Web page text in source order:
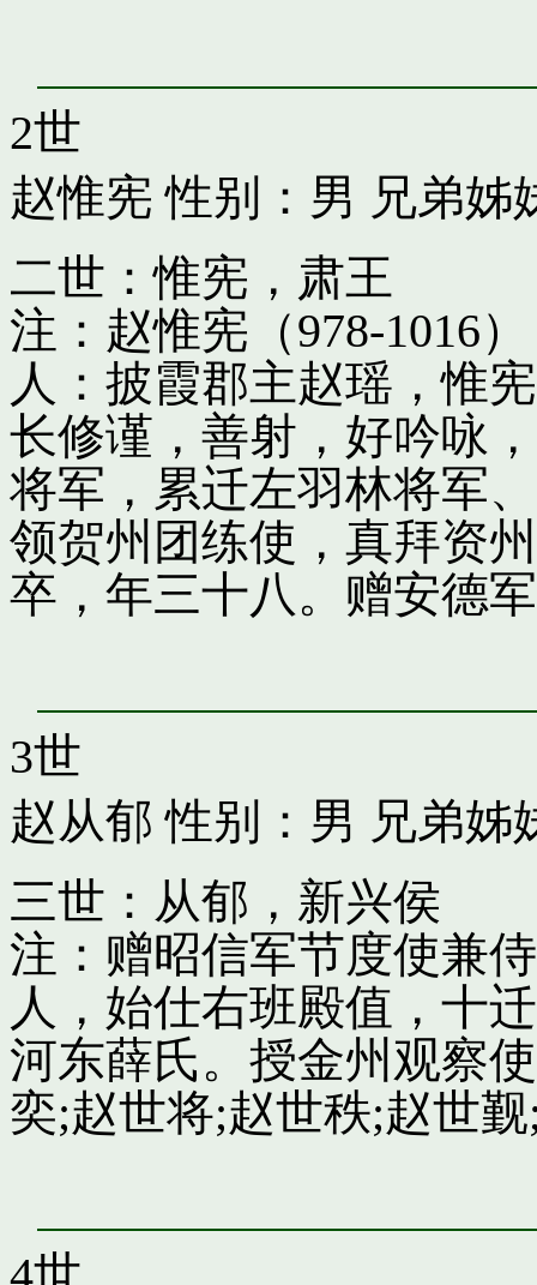
2世
赵惟宪 性别：男 兄弟姊
二世：惟宪，肃王
注：赵惟宪（978-1016
人：披霞郡主赵瑶，惟
长修谨，善射，好吟咏
将军，累迁左羽林将军
领贺州团练使，真拜资
卒，年三十八。赠安德
3世
赵从郁 性别：男 兄弟姊
三世：从郁，新兴侯
注：赠昭信军节度使兼
人，始仕右班殿值，十
河东薛氏。授金州观察
奕;赵世将;赵世秩;赵世